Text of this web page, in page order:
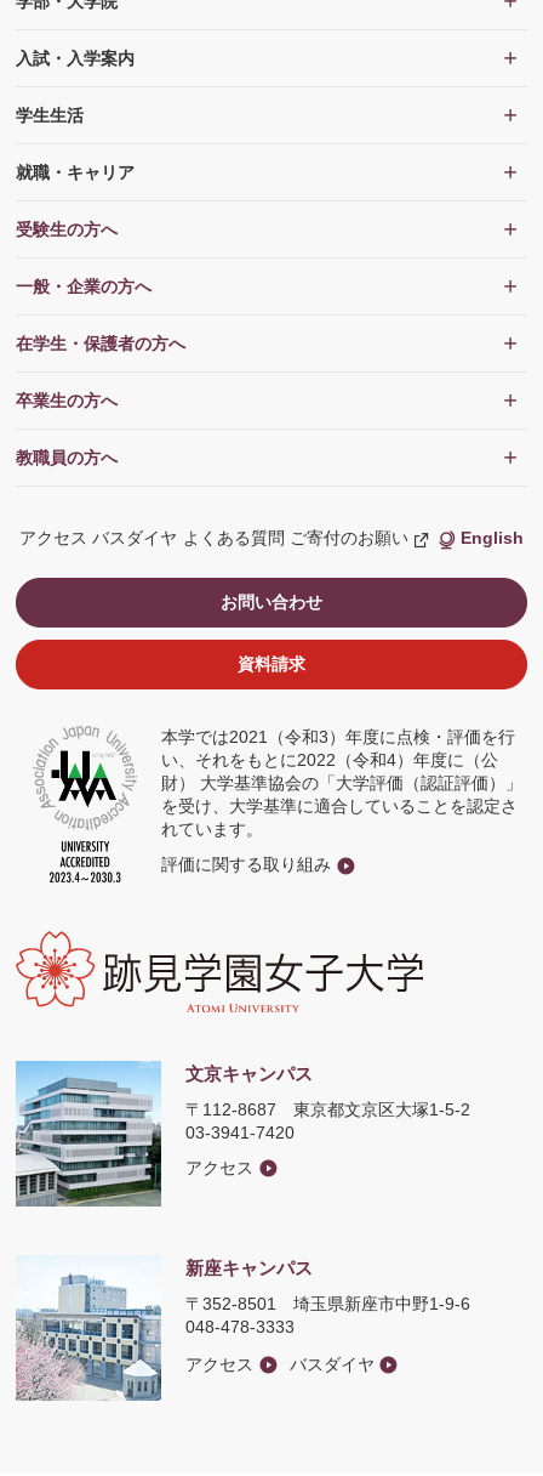
文京キャンパス
〒112-8687東京都文京区大塚1-5-2
03-3941-7420
アクセス
新座キャンパス
〒352-8501埼玉県新座市中野1-9-6
048-478-3333
アクセス
バスダイヤ
本学では2021（令和3）年度に点検・評価を行
い、それをもとに2022（令和4）年度に（公
財） 大学基準協会の「大学評価（認証評価）」
を受け、大学基準に適合していることを認定さ
れています。
評価に関する取り組み
入試・入学案内
学生生活
就職・キャリア
受験生の方へ
一般・企業の方へ
在学生・保護者の方へ
卒業生の方へ
教職員の方へ
アクセス バスダイヤ よくある質問 ご寄付のお願い
新
し
ン
ド
開
English
お問い合わせ
資料請求